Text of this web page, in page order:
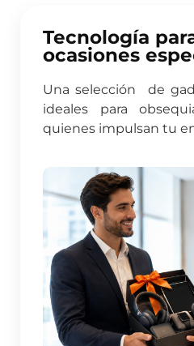
Tecnología
ocasiones
Una selección de
ideales para
quienes impulsan tu